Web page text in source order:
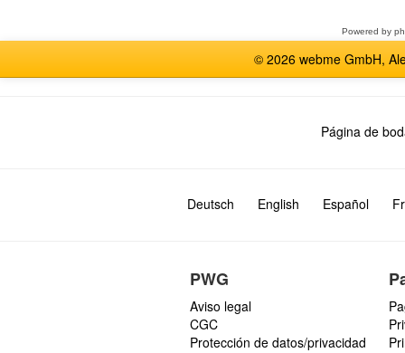
Powered by
© 2026 webme GmbH,
Página de
Deutsch English Español
PWG
Aviso legal
CGC
Protección de datos/privacidad